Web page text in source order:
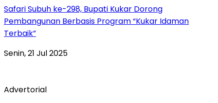
Safari Subuh ke-298, Bupati Kukar Dorong
Pembangunan Berbasis Program “Kukar Idaman
Terbaik”
Senin, 21 Jul 2025
Advertorial